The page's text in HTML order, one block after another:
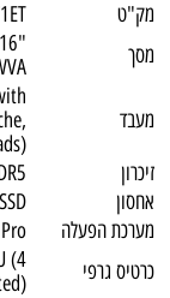
מק"ט
מסך
"16 Touch Screen
מעבד
זיכרון
אחסון
מערכת הפעלה
כרטיס גרפי
(4